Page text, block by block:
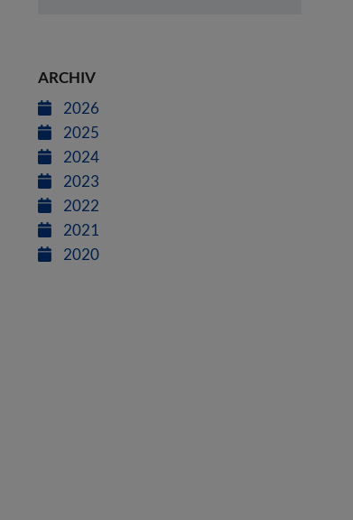
ARCHIV
2026
2025
2024
2023
2022
2021
2020